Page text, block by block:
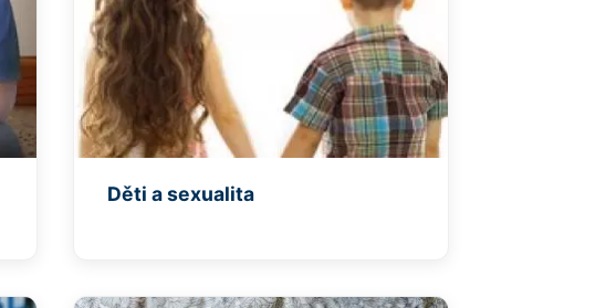
Děti a sexualita